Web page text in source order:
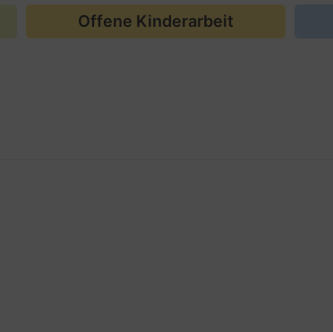
Offene Kinderarbeit